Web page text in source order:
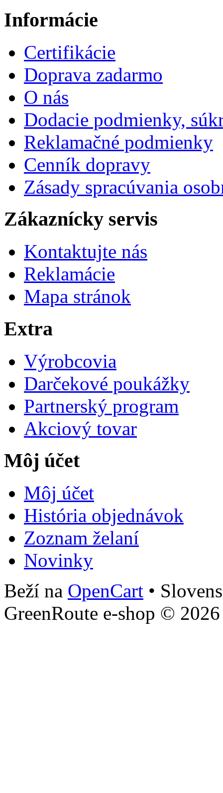
Informácie
Certifikácie
Doprava zadarmo
O nás
Dodacie podmienky,
Reklamačné podmienky
Cenník dopravy
Zásady spracúvania
Zákaznícky servis
Kontaktujte nás
Reklamácie
Mapa stránok
Extra
Výrobcovia
Darčekové poukážky
Partnerský program
Akciový tovar
Môj účet
Môj účet
História objednávok
Zoznam želaní
Novinky
Beží na OpenCart •
GreenRoute e-shop © 2026